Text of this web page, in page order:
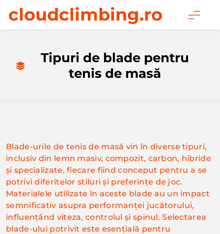
content
cloudclimbing.ro
Tipuri de blade pentru
tenis de masă
Blade-urile de tenis de masă vin în diverse tipuri,
inclusiv din lemn masiv, compozit, carbon, hibride
și specializate, fiecare fiind conceput pentru a se
potrivi diferitelor stiluri și preferințe de joc.
Materialele utilizate în aceste blade au un impact
semnificativ asupra performanței jucătorului,
influențând viteza, controlul și spinul. Selectarea
blade-ului potrivit este esențială pentru